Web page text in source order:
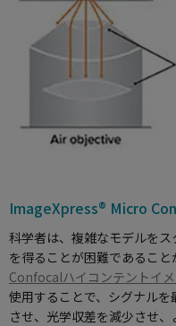
ImageXpress® Micro
科学者は、複雑なモデルを
を得ることが困難であること
Confocalハイコンテントイ
使用することで、シグナル
させ、光学収差を減少させ